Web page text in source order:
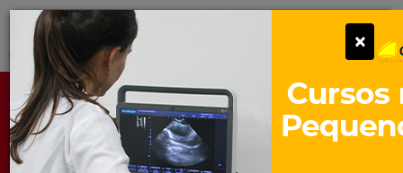
Pular
para
conteúdo
Portal para Profissionais Veterinários
×